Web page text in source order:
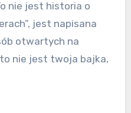
nie jest historia o
jest napisana
otwartych na
nie jest twoja bajka,